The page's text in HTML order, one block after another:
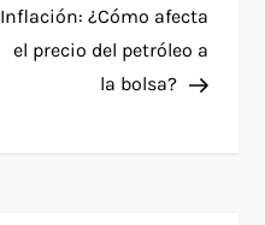
Post
Inflación: ¿Cómo afecta
el precio del petróleo a
la bolsa?